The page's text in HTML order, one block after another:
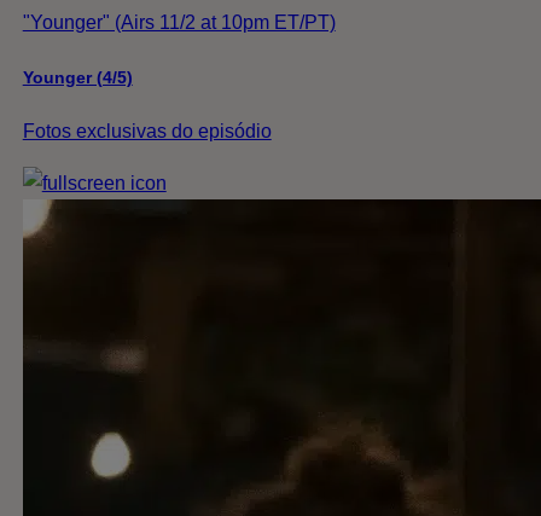
"Younger" (Airs 11/2 at 10pm ET/PT)
Younger (4/5)
Fotos exclusivas do episódio